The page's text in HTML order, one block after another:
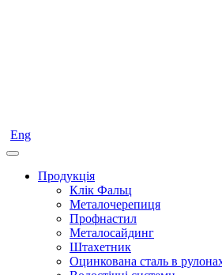
Eng
Продукція
Клік Фальц
Металочерепиця
Профнастил
Металосайдинг
Штахетник
Оцинкована сталь в